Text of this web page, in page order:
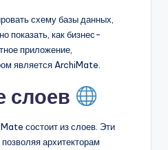
схему базы данных,
показать, как бизнес-
приложение,
является ArchiMate.
слоев
состоит из слоев. Эти
архитекторам